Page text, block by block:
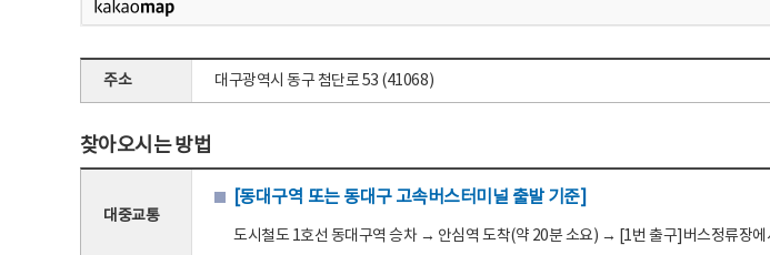
주소 대구광역시 동구 첨단로 53 (41068)
찾아오시는 방법
대중교통
[동대구역 또는 동대구 고속버스터미널 출발 기준]
도시철도 1호선 동대구역 승차 → 안심역 도착(약 20분 소요) → [1번 출구]버스정류장